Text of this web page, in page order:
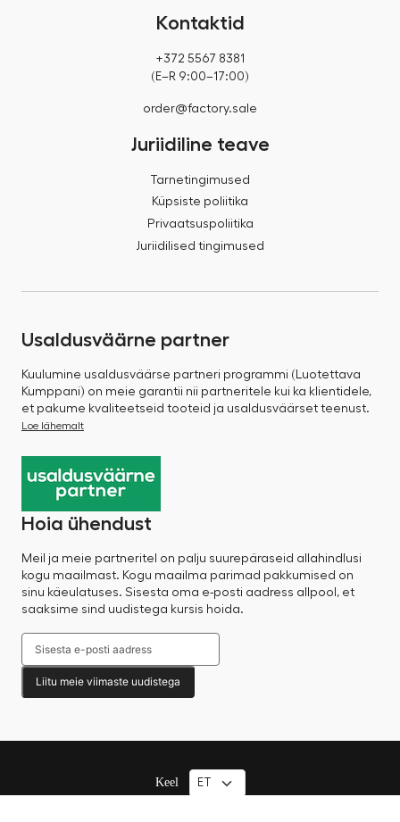
Kontaktid
+372 5567 8381
(E–R 9:00–17:00)
order@factory.sale
Juriidiline teave
Tarnetingimused
Küpsiste poliitika
Privaatsuspoliitika
Juriidilised tingimused
Usaldusväärne partner
Kuulumine usaldusväärse partneri programmi (Luotettava
Kumppani) on meie garantii nii partneritele kui ka klientidele,
et pakume kvaliteetseid tooteid ja usaldusväärset teenust.
Loe lähemalt
Hoia ühendust
Meil ja meie partneritel on palju suurepäraseid allahindlusi
kogu maailmast. Kogu maailma parimad pakkumised on
sinu käeulatuses. Sisesta oma e-posti aadress allpool, et
saaksime sind uudistega kursis hoida.
Liitu meie viimaste uudistega
Keel